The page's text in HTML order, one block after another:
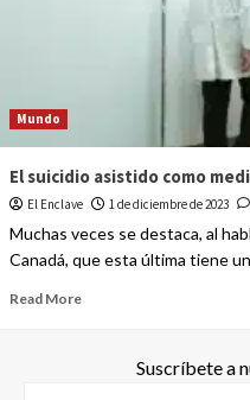
Mundo
El suicidio asistido como
El Enclave 1 de diciembre de 2023
Muchas veces se destaca, al
Canadá, que esta última tiene
Read More
Suscríbete a